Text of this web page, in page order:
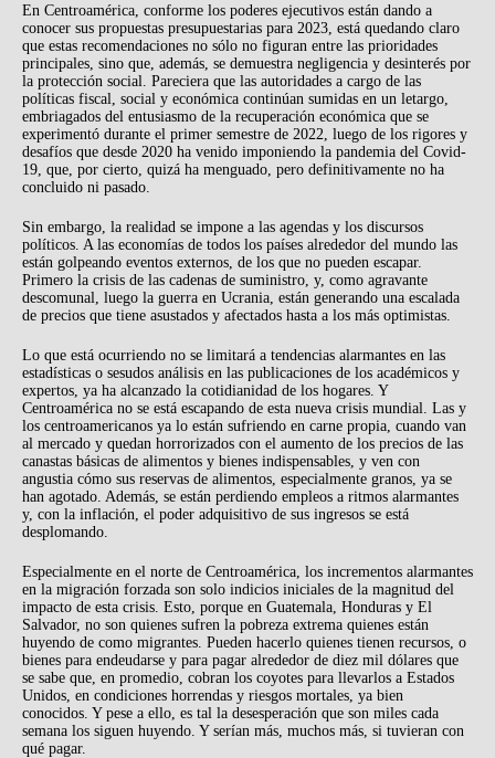
En Centroamérica, conforme los poderes ejecutivos están dando a
conocer sus propuestas presupuestarias para 2023, está quedando claro
que estas recomendaciones no sólo no figuran entre las prioridades
principales, sino que, además, se demuestra negligencia y desinterés por
la protección social. Pareciera que las autoridades a cargo de las
políticas fiscal, social y económica continúan sumidas en un letargo,
embriagados del entusiasmo de la recuperación económica que se
experimentó durante el primer semestre de 2022, luego de los rigores y
desafíos que desde 2020 ha venido imponiendo la pandemia del Covid-
19, que, por cierto, quizá ha menguado, pero definitivamente no ha
concluido ni pasado.
Sin embargo, la realidad se impone a las agendas y los discursos
políticos. A las economías de todos los países alrededor del mundo las
están golpeando eventos externos, de los que no pueden escapar.
Primero la crisis de las cadenas de suministro, y, como agravante
descomunal, luego la guerra en Ucrania, están generando una escalada
de precios que tiene asustados y afectados hasta a los más optimistas.
Lo que está ocurriendo no se limitará a tendencias alarmantes en las
estadísticas o sesudos análisis en las publicaciones de los académicos y
expertos, ya ha alcanzado la cotidianidad de los hogares. Y
Centroamérica no se está escapando de esta nueva crisis mundial. Las y
los centroamericanos ya lo están sufriendo en carne propia, cuando van
al mercado y quedan horrorizados con el aumento de los precios de las
canastas básicas de alimentos y bienes indispensables, y ven con
angustia cómo sus reservas de alimentos, especialmente granos, ya se
han agotado. Además, se están perdiendo empleos a ritmos alarmantes
y, con la inflación, el poder adquisitivo de sus ingresos se está
desplomando.
Especialmente en el norte de Centroamérica, los incrementos alarmantes
en la migración forzada son solo indicios iniciales de la magnitud del
impacto de esta crisis. Esto, porque en Guatemala, Honduras y El
Salvador, no son quienes sufren la pobreza extrema quienes están
huyendo de como migrantes. Pueden hacerlo quienes tienen recursos, o
bienes para endeudarse y para pagar alrededor de diez mil dólares que
se sabe que, en promedio, cobran los coyotes para llevarlos a Estados
Unidos, en condiciones horrendas y riesgos mortales, ya bien
conocidos. Y pese a ello, es tal la desesperación que son miles cada
semana los siguen huyendo. Y serían más, muchos más, si tuvieran con
qué pagar.